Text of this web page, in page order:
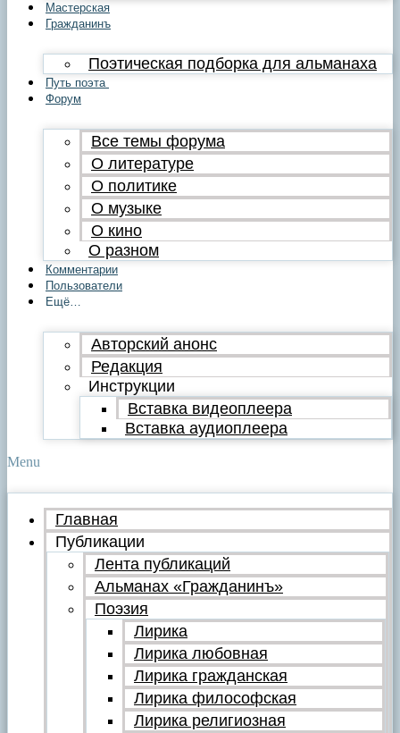
Мастерская
Гражданинъ
Поэтическая подборка для альманаха
Путь поэта
Форум
Все темы форума
О литературе
О политике
О музыке
О кино
О разном
Комментарии
Пользователи
Ещё…
Авторский анонс
Редакция
Инструкции
Вставка видеоплеера
Вставка аудиоплеера
Menu
Главная
Публикации
Лента публикаций
Альманах «Гражданинъ»
Поэзия
Лирика
Лирика любовная
Лирика гражданская
Лирика философская
Лирика религиозная